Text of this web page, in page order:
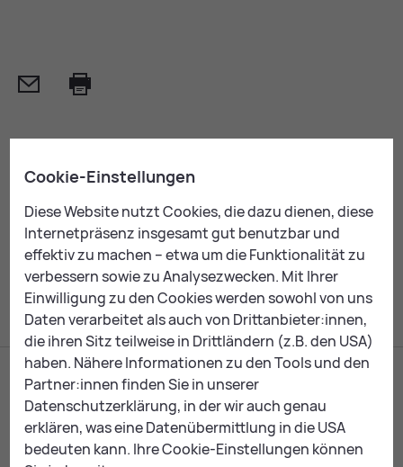
Mail
Mo­bi­le Diens­te
Pfle­ge­hei­me
Cookie-Einstellungen
Diese Website nutzt Cookies, die dazu dienen, diese
Internetpräsenz insgesamt gut benutzbar und
effektiv zu machen – etwa um die Funktionalität zu
verbessern sowie zu Analysezwecken. Mit Ihrer
Einwilligung zu den Cookies werden sowohl von uns
Daten verarbeitet als auch von Drittanbieter:innen,
die ihren Sitz teilweise in Drittländern (z.B. den USA)
haben. Nähere Informationen zu den Tools und den
Partner:innen finden Sie in unserer
Datenschutzerklärung, in der wir auch genau
erklären, was eine Datenübermittlung in die USA
bedeuten kann. Ihre Cookie-Einstellungen können